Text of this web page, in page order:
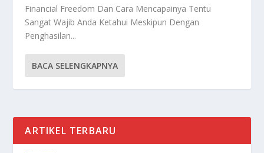
Financial Freedom Dan Cara Mencapainya Tentu
Sangat Wajib Anda Ketahui Meskipun Dengan
Penghasilan...
BACA SELENGKAPNYA
ARTIKEL TERBARU